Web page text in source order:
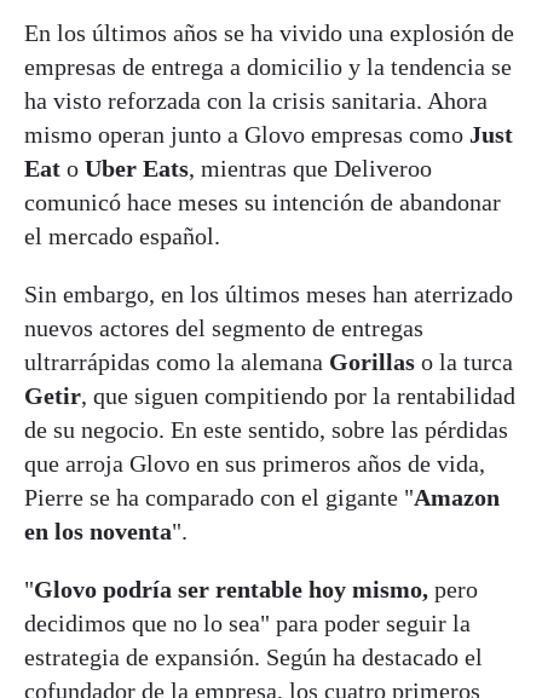
En los últimos años se ha vivido una explosión de
empresas de entrega a domicilio y la tendencia se
ha visto reforzada con la crisis sanitaria. Ahora
mismo operan junto a Glovo empresas como Just
Eat o Uber Eats, mientras que Deliveroo
comunicó hace meses su intención de abandonar
el mercado español.
Sin embargo, en los últimos meses han aterrizado
nuevos actores del segmento de entregas
ultrarrápidas como la alemana Gorillas o la turca
Getir, que siguen compitiendo por la rentabilidad
de su negocio. En este sentido, sobre las pérdidas
que arroja Glovo en sus primeros años de vida,
Pierre se ha comparado con el gigante "Amazon
en los noventa".
"Glovo podría ser rentable hoy mismo, pero
decidimos que no lo sea" para poder seguir la
estrategia de expansión. Según ha destacado el
cofundador de la empresa, los cuatro primeros